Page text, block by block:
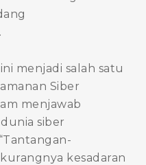
menjadi salah satu
Siber
menjawab
siber
kesadaran